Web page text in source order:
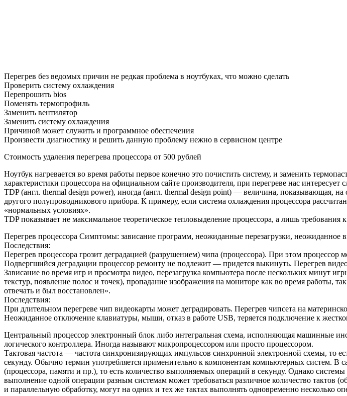
Перегрев без ведомых причин не редкая проблема в ноутбуках, что можно сделать
Проверить систему охлаждения
Перепрошить bios
Поменять термопрофиль
Заменить вентилятор
Заменить систему охлаждения
Причиной может служить и программное обеспечения
Произвести диагностику и решить данную проблему нежно в сервисном центре
Cтоимость удаления перегрева процессора от 500 рублей
Ноутбук нагревается во время работы первое конечно это почистить систему, и заменить
характеристики процессора на официальном сайте производителя, при перегреве нас интересует
TDP (англ. thermal design power), иногда (англ. thermal design point) — величина, показывающая,
другого полупроводникового прибора. К примеру, если система охлаждения процессора
«нормальных условиях».
TDP показывает не максимальное теоретическое тепловыделение процессора, а лишь требования
Перегрев процессора Симптомы: зависание программ, неожиданные перезагрузки, неожиданное
Последствия:
Перегрев процессора грозит деградацией (разрушением) чипа (процессора). При этом
Подвергшийся деградации процессор ремонту не подлежит — придется выкинуть. Перегрев
Зависание во время игр и просмотра видео, перезагрузка компьютера после нескольких минут
текстур, появление полос и точек), пропадание изображения на мониторе как во время работы,
отвечать и был восстановлен».
Последствия:
При длительном перегреве чип видеокарты может деградировать. Перегрев чипсета на
Неожиданное отключение клавиатуры, мыши, отказ в работе USB, теряется подключение к
Центральный процессор электронный блок либо интегральная схема, исполняющая машинные
логического контроллера. Иногда называют микропроцессором или просто процессором.
Тактовая частота — частота синхронизирующих импульсов синхронной электронной схемы, то
секунду. Обычно термин употребляется применительно к компонентам компьютерных систем. В
(процессора, памяти и пр.), то есть количество выполняемых операций в секунду. Однако
выполнение одной операции разным системам может требоваться различное количество тактов
и параллельную обработку, могут на одних и тех же тактах выполнять одновременно несколько